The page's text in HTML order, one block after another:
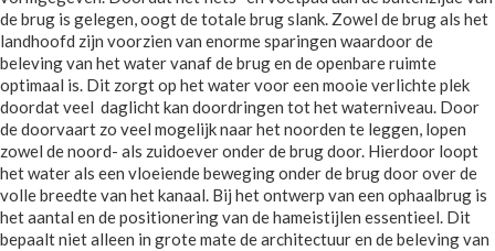
de brug is gelegen, oogt de totale brug slank. Zowel de brug als het
landhoofd zijn voorzien van enorme sparingen waardoor de
beleving van het water vanaf de brug en de openbare ruimte
optimaal is. Dit zorgt op het water voor een mooie verlichte plek
doordat veel daglicht kan doordringen tot het waterniveau. Door
de doorvaart zo veel mogelijk naar het noorden te leggen, lopen
zowel de noord- als zuidoever onder de brug door. Hierdoor loopt
het water als een vloeiende beweging onder de brug door over de
volle breedte van het kanaal. Bij het ontwerp van een ophaalbrug is
het aantal en de positionering van de hameistijlen essentieel. Dit
bepaalt niet alleen in grote mate de architectuur en de beleving van